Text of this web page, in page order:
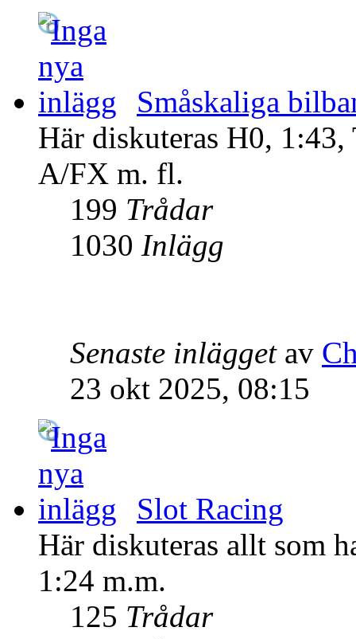
Småskaliga
Här diskuteras H0,
A/FX m. fl.
199 Trådar
1030 Inlägg
Senaste inläggetav
23 okt 2025, 08:15
Slot Racing
Här diskuteras allt som
1:24 m.m.
125 Trådar